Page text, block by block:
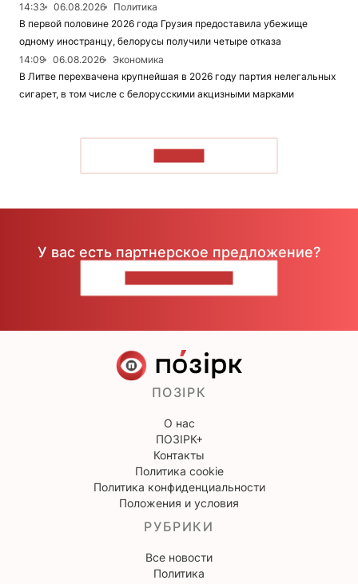
14:33
06.08.2026
Политика
В первой половине 2026 года Грузия предоставила убежище
одному иностранцу, белорусы получили четыре отказа
14:09
06.08.2026
Экономика
В Литве перехвачена крупнейшая в 2026 году партия нелегальных
сигарет, в том числе с белорусскими акцизными марками
У вас есть партнерское предложение?
ПОЗІРК
О нас
ПОЗІРК+
Контакты
Политика cookie
Политика конфиденциальности
Положения и условия
РУБРИКИ
Все новости
Политика